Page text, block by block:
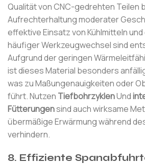
Qualität von CNC-gedrehten Teilen
Aufrechterhaltung moderater
effektive Einsatz von Kühlmitteln
häufiger Werkzeugwechsel sind
Aufgrund der geringen
ist dieses Material besonders
was zu Maßungenauigkeiten oder
führt. Nutzen TiefbohrzyklenUnd
Fütterungensind auch wirksame
übermäßige Erwärmung während
verhindern.
8. Effiziente